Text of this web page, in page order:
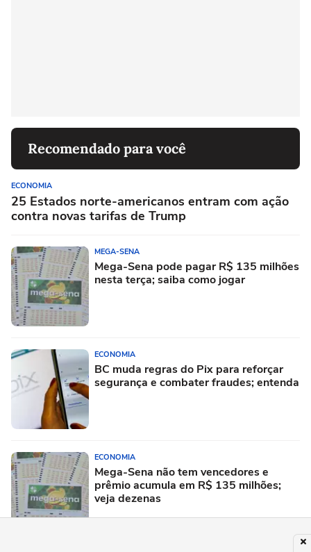
Recomendado para você
ECONOMIA
25 Estados norte-americanos entram com ação
contra novas tarifas de Trump
MEGA-SENA
Mega-Sena pode pagar R$ 135 milhões
nesta terça; saiba como jogar
ECONOMIA
BC muda regras do Pix para reforçar
segurança e combater fraudes; entenda
ECONOMIA
Mega-Sena não tem vencedores e
prêmio acumula em R$ 135 milhões;
veja dezenas